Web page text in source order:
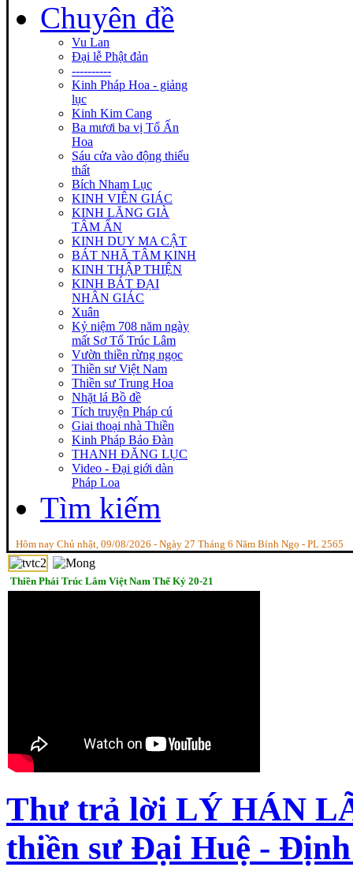
Chuyên đề
Vu Lan
Đại lễ Phật đản
----------
Kinh Pháp Hoa - giảng
lục
Kinh Kim Cang
Ba mươi ba vị Tổ Ấn
Hoa
Sáu cửa vào động thiếu
thất
Bích Nham Lục
KINH VIÊN GIÁC
KINH LĂNG GIÀ
TÂM ẤN
KINH DUY MA CẬT
BÁT NHÃ TÂM KINH
KINH THẬP THIỆN
KINH BÁT ĐẠI
NHÂN GIÁC
Xuân
Kỷ niệm 708 năm ngày
mất Sơ Tổ Trúc Lâm
Vườn thiền rừng ngọc
Thiền sư Việt Nam
Thiền sư Trung Hoa
Nhặt lá Bồ đề
Tích truyện Pháp cú
Giai thoại nhà Thiền
Kinh Pháp Bảo Đàn
THANH ĐĂNG LỤC
Video - Đại giới dàn
Pháp Loa
Tìm kiếm
Hôm nay Chủ nhật, 09/08/2026 - Ngày 27 Tháng 6 Năm Bính Ngọ - PL 2565
Thiền Phái Trúc Lâm Việt Nam Thế Kỷ 20-21
Thư trả lời LÝ HÁN
thiền sư Đại Huệ -